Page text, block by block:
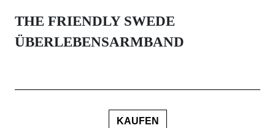
THE FRIENDLY SWEDE
ÜBERLEBENSARMBAND
KAUFEN